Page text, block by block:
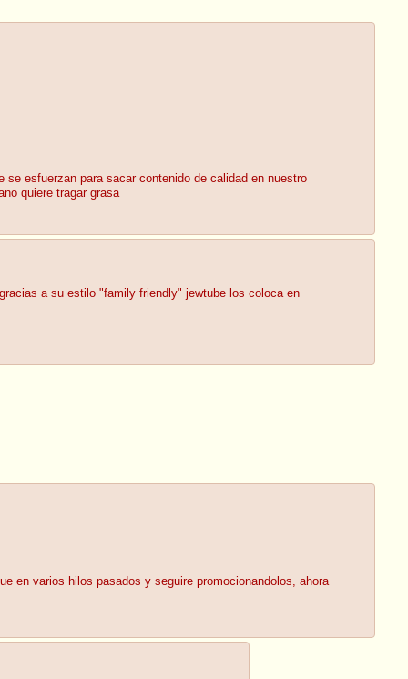
esfuerzan para sacar contenido de calidad en nuestro
quiere tragar grasa
a su estilo "family friendly" jewtube los coloca en
en varios hilos pasados y seguire promocionandolos, ahora